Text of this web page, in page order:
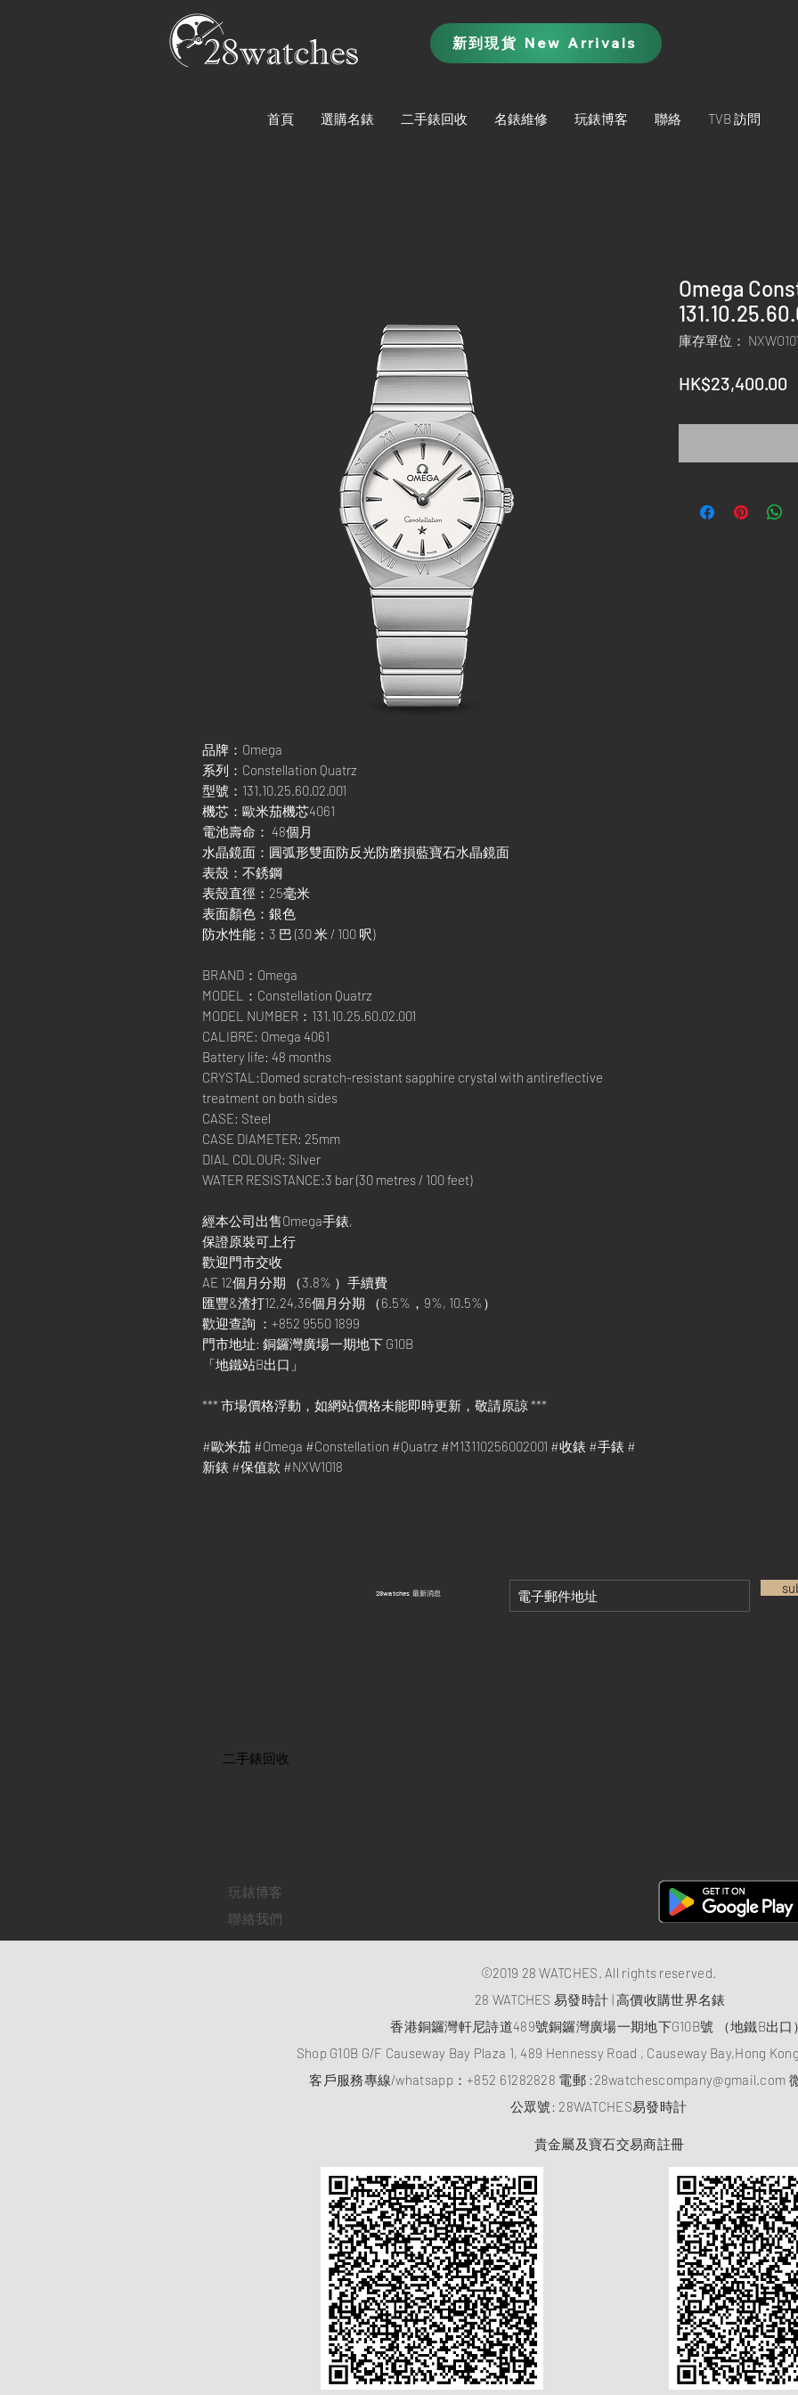
新到現貨 New Arrivals
首頁 選購名錶 二手錶回收 名錶維修 玩錶博客 聯絡 TVB 訪問
品牌：Omega
系列：Constellation Quatrz
型號：131.10.25.60.02.001
機芯：歐米茄機芯4061
電池壽命： 48個月
水晶鏡面：圓弧形雙面防反光防磨損藍寶石水晶鏡面
表殼：不銹鋼
表殼直徑：25毫米
表面顏色：銀色
防水性能：3 巴 (30 米 / 100 呎)
BRAND：Omega
MODEL：Constellation Quatrz
MODEL NUMBER：131.10.25.60.02.001
CALIBRE: Omega 4061
Battery life: 48 months
CRYSTAL:Domed scratch-resistant sapphire crystal with antireflective
treatment on both sides
CASE: Steel
CASE DIAMETER: 25mm
DIAL COLOUR: Silver
WATER RESISTANCE:3 bar (30 metres / 100 feet)
經本公司出售Omega手錶,
保證原裝可上行
歡迎門市交收
AE 12個月分期 （3.8% ）手續費
匯豐&渣打12,24,36個月分期 （6.5%，9%, 10.5%）
歡迎查詢 ：+852 9550 1899
門市地址: 銅鑼灣廣場一期地下 G10B
「地鐵站B出口」
*** 市場價格浮動，如網站價格未能即時更新，敬請原諒 ***
#歐米茄 #Omega #Constellation #Quatrz #M13110256002001 #收錶 #手錶 #
新錶 #保值款 #NXW1018
Omega
庫存單位：
HK$23,400.00
​28watches 最新消息
​二手錶回收
玩錶博客
聯絡我們
©2019 28 WATCHES. All rights reserved.
28 WATCHES 易發時計 | 高價收購世界名錶
香港銅鑼灣軒尼詩道489號銅鑼灣廣場一期地下G10B號 （地鐵B出口）
Shop G10B G/F Causeway Bay Plaza 1, 489 Hennessy Road , Causeway Bay,Hong Kong
客戶服務專線/whatsapp：+852 61282828 電郵 : 28watchescompany@gmail.com
​公眾號: 28WATCHES易發時計
貴金屬及寶石交易商註冊